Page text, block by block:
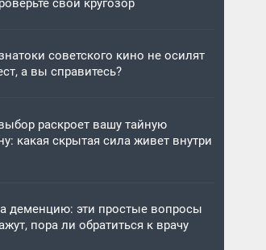
свой кругозор
советского кино не осилят
а вы справитесь?
раскроет вашу тайную
какая скрытая сила живет внутри
деменцию: эти простые вопросы
пора ли обратиться к врачу